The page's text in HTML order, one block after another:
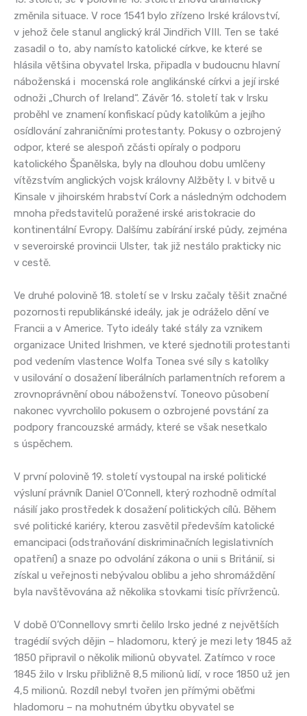
změnila situace. V roce 1541 bylo zřízeno Irské království,
v jehož čele stanul anglický král Jindřich VIII. Ten se také
zasadil o to, aby namísto katolické církve, ke které se
hlásila většina obyvatel Irska, připadla v budoucnu hlavní
náboženská i mocenská role anglikánské církvi a její irské
odnoži „Church of Ireland“. Závěr 16. století tak v Irsku
proběhl ve znamení konfiskací půdy katolíkům a jejího
osídlování zahraničními protestanty. Pokusy o ozbrojený
odpor, které se alespoň zčásti opíraly o podporu
katolického Španělska, byly na dlouhou dobu umlčeny
vítězstvím anglických vojsk královny Alžběty I. v bitvě u
Kinsale v jihoirském hrabství Cork a následným odchodem
mnoha představitelů poražené irské aristokracie do
kontinentální Evropy. Dalšímu zabírání irské půdy, zejména
v severoirské provincii Ulster, tak již nestálo prakticky nic
v cestě.
Ve druhé polovině 18. století se v Irsku začaly těšit značné
pozornosti republikánské ideály, jak je odráželo dění ve
Francii a v Americe. Tyto ideály také stály za vznikem
organizace United Irishmen, ve které sjednotili protestanti
pod vedením vlastence Wolfa Tonea své síly s katolíky
v usilování o dosažení liberálních parlamentních reforem a
zrovnoprávnění obou náboženství. Toneovo působení
nakonec vyvrcholilo pokusem o ozbrojené povstání za
podpory francouzské armády, které se však nesetkalo
s úspěchem.
V první polovině 19. století vystoupal na irské politické
výsluní právník Daniel O’Connell, který rozhodně odmítal
násilí jako prostředek k dosažení politických cílů. Během
své politické kariéry, kterou zasvětil především katolické
emancipaci (odstraňování diskriminačních legislativních
opatření) a snaze po odvolání zákona o unii s Británií, si
získal u veřejnosti nebývalou oblibu a jeho shromáždění
byla navštěvována až několika stovkami tisíc přívrženců.
V době O’Connellovy smrti čelilo Irsko jedné z největších
tragédií svých dějin – hladomoru, který je mezi lety 1845 až
1850 připravil o několik milionů obyvatel. Zatímco v roce
1845 žilo v Irsku přibližně 8,5 milionů lidí, v roce 1850 už jen
4,5 milionů. Rozdíl nebyl tvořen jen přímými oběťmi
hladomoru – na mohutném úbytku obyvatel se